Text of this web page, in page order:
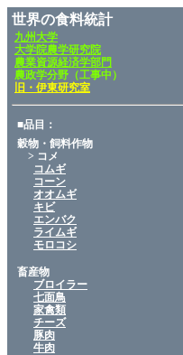
世界の食料統計
九州大学
大学院農学研究院
農業資源経済学部門
農政学分野（工事中）
旧・伊東研究室
■品目：
穀物・飼料作物
> コメ
コムギ
コーン
オオムギ
キビ
エンバク
ライムギ
モロコシ
畜産物
ブロイラー
七面鳥
家禽類
チーズ
豚肉
牛肉